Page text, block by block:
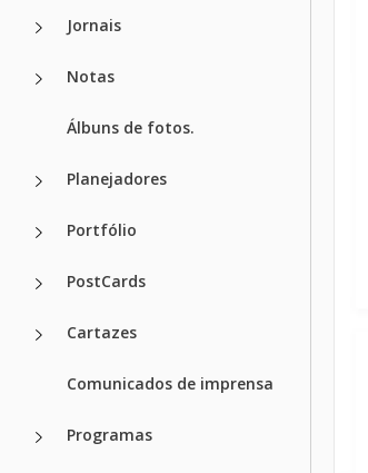
Jornais
Notas
Álbuns de fotos.
Planejadores
Portfólio
PostCards
Cartazes
Comunicados de imprensa
Programas